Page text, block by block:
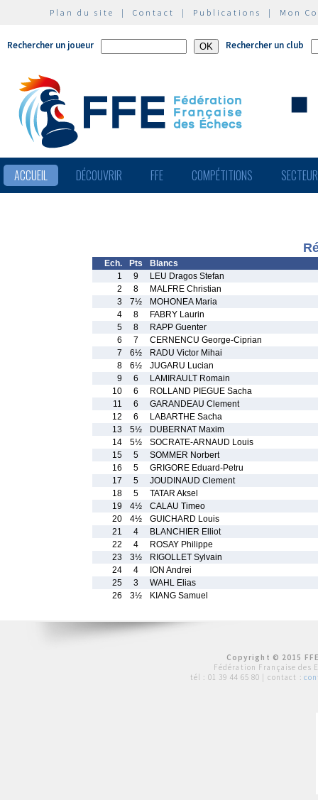
Plan du site | Contact | Publications | Mon
Rechercher un joueur Rechercher un club
ACCUEIL DÉCOUVRIR FFE COMPÉTITIONS
Ech. Pts
Blancs
1
9
LEU Dragos Stefan
2
8
MALFRE Christian
3
7½
MOHONEA Maria
4
8
FABRY Laurin
5
8
RAPP Guenter
6
7
CERNENCU George-Ciprian
7
6½
RADU Victor Mihai
8
6½
JUGARU Lucian
9
6
LAMIRAULT Romain
10
6
ROLLAND PIEGUE Sacha
11
6
GARANDEAU Clement
12
6
LABARTHE Sacha
13
5½
DUBERNAT Maxim
14
5½
SOCRATE-ARNAUD Louis
15
5
SOMMER Norbert
16
5
GRIGORE Eduard-Petru
17
5
JOUDINAUD Clement
18
5
TATAR Aksel
19
4½
CALAU Timeo
20
4½
GUICHARD Louis
21
4
BLANCHIER Elliot
22
4
ROSAY Philippe
23
3½
RIGOLLET Sylvain
24
4
ION Andrei
25
3
WAHL Elias
26
3½ KIANG Samuel
Copyright © 2015
Fédération Française des
tél : 01 39 44 65 80 | contact :